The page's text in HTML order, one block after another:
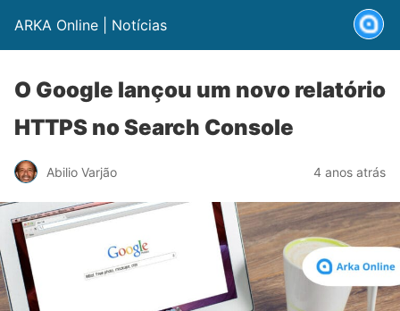
ARKA Online | Notícias
O Google lançou um novo relatório
HTTPS no Search Console
Abilio Varjão 4 anos atrás